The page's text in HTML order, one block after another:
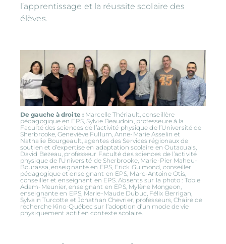
l’apprentissage et la réussite scolaire des
élèves.
De gauche à droite : Marcelle Thériault, conseillère
pédagogique en EPS, Sylvie Beaudoin, professeure à la
Faculté des sciences de l’activité physique de l’Université de
Sherbrooke, Geneviève Fullum, Anne-Marie Asselin et
Nathalie Bourgeault, agentes des Services régionaux de
soutien et d’expertise en adaptation scolaire en Outaouais,
David Bezeau, professeur Faculté des sciences de l’activité
physique de l’Université de Sherbrooke, Marie-Pier Maheu-
Bourassa, enseignante en EPS, Erick Guimond, conseiller
pédagogique et enseignant en EPS, Marc-Antoine Otis,
conseiller et enseignant en EPS. Absents sur la photo : Tobie
Adam-Meunier, enseignant en EPS, Mylène Mongeon,
enseignante en EPS, Marie-Maude Dubuc, Félix Berrigan,
Sylvain Turcotte et Jonathan Chevrier, professeurs, Chaire de
recherche Kino-Québec sur l’adoption d’un mode de vie
physiquement actif en contexte scolaire.